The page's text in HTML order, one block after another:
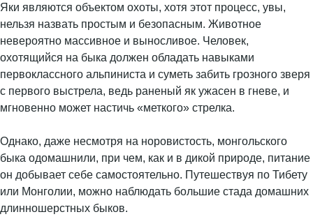
Яки являются объектом охоты, хотя этот процесс, увы,
нельзя назвать простым и безопасным. Животное
невероятно массивное и выносливое. Человек,
охотящийся на быка должен обладать навыками
первоклассного альпиниста и суметь забить грозного зверя
с первого выстрела, ведь раненый як ужасен в гневе, и
мгновенно может настичь «меткого» стрелка.
Однако, даже несмотря на норовистость, монгольского
быка одомашнили, при чем, как и в дикой природе, питание
он добывает себе самостоятельно. Путешествуя по Тибету
или Монголии, можно наблюдать большие стада домашних
длинношерстных быков.